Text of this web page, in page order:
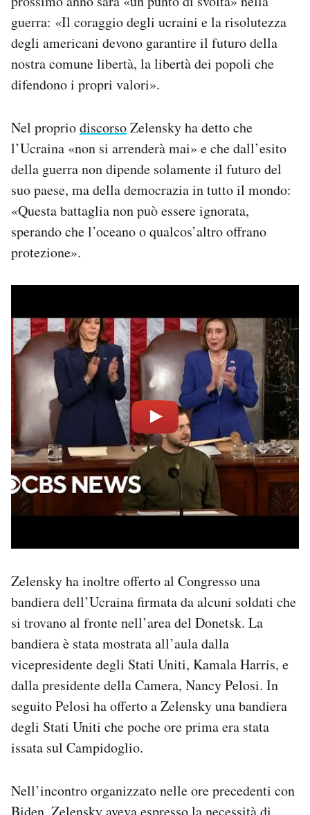
guerra: «Il coraggio degli ucraini e la risolutezza
degli americani devono garantire il futuro della
nostra comune libertà, la libertà dei popoli che
difendono i propri valori».
Nel propriodiscorsoZelensky ha detto che
l’Ucraina «non si arrenderà mai» e che dall’esito
della guerra non dipende solamente il futuro del
suo paese, ma della democrazia in tutto il mondo:
«Questa battaglia non può essere ignorata,
sperando che l’oceano o qualcos’altro offrano
protezione».
Zelensky ha inoltre offerto al Congresso una
bandiera dell’Ucraina firmata da alcuni soldati che
si trovano al fronte nell’area del Donetsk. La
bandiera è stata mostrata all’aula dalla
vicepresidente degli Stati Uniti, Kamala Harris, e
dalla presidente della Camera, Nancy Pelosi. In
seguito Pelosi ha offerto a Zelensky una bandiera
degli Stati Uniti che poche ore prima era stata
issata sul Campidoglio.
Nell’incontro organizzato nelle ore precedenti con